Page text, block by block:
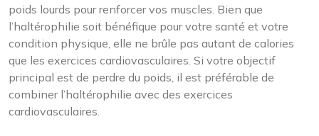
poids lourds pour renforcer vos muscles. Bien que
l’haltérophilie soit bénéfique pour votre santé et votre
condition physique, elle ne brûle pas autant de calories
que les exercices cardiovasculaires. Si votre objectif
principal est de perdre du poids, il est préférable de
combiner l’haltérophilie avec des exercices
cardiovasculaires.